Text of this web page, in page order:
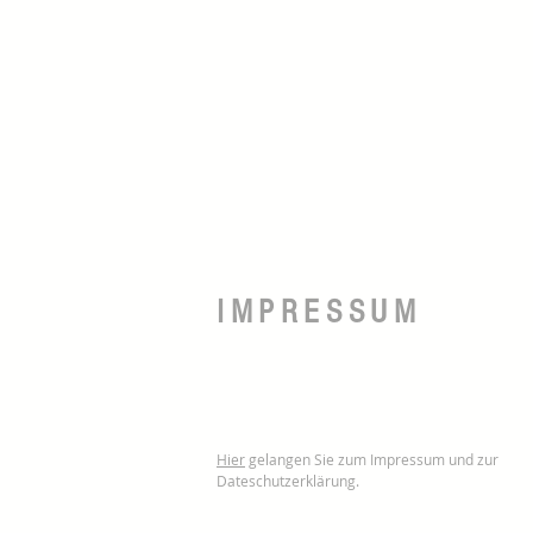
IMPRESSUM
Hier gelangen Sie zum Impressum und zur
Dateschutzerklärung.